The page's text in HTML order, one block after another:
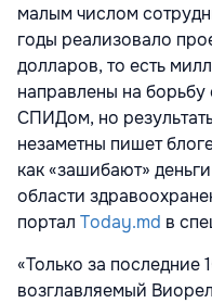
малым числом
годы реализовало
долларов, то есть
направлены на
СПИДом, но
незаметны пишет
как «зашибают»
области
портал Today.md в
«Только за последние
возглавляемый